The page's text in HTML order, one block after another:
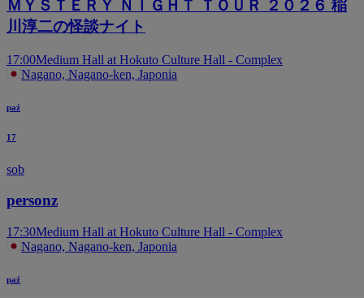
ＭＹＳＴＥＲＹ ＮＩＧＨＴ ＴＯＵＲ ２０２６ 稲
川淳二の怪談ナイト
17:00Medium Hall at Hokuto Culture Hall - Complex
Nagano, Nagano-ken, Japonia
paź
17
sob
personz
17:30Medium Hall at Hokuto Culture Hall - Complex
Nagano, Nagano-ken, Japonia
paź